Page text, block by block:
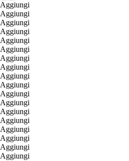
Aggiungi
Aggiungi
Aggiungi
Aggiungi
Aggiungi
Aggiungi
Aggiungi
Aggiungi
Aggiungi
Aggiungi
Aggiungi
Aggiungi
Aggiungi
Aggiungi
Aggiungi
Aggiungi
Aggiungi
Aggiungi